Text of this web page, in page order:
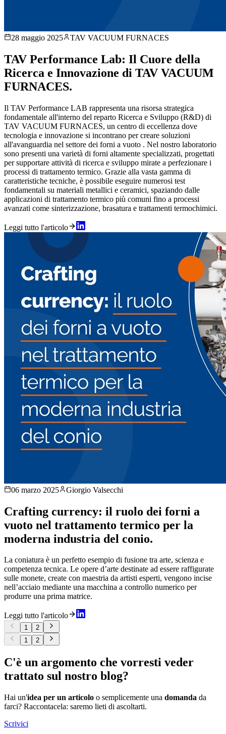
28 maggio 2025 TAV VACUUM FURNACES
TAV Performance Lab: Il Cuore della
Ricerca e Innovazione di TAV VACUUM
FURNACES.
Il TAV Performance LAB rappresenta una risorsa strategica
fondamentale all'interno del reparto Ricerca e Sviluppo (R&D) di
TAV VACUUM FURNACES, un centro di eccellenza dove
tecnologia e innovazione si incontrano per creare soluzioni
all'avanguardia nel settore dei forni a vuoto . Nel nostro laboratorio
sono presenti una varietà di forni altamente specializzati, progettati
per supportare attività di ricerca e sviluppo mirate a perfezionare i
processi di trattamento termico. Grazie alla vasta gamma di
caratteristiche tecniche, è possibile eseguire numerosi test
fondamentali su materiali metallici e ceramici, spaziando dalle
applicazioni di trattamento termico più comuni fino a processi
avanzati come sinterizzazione, brasatura e trattamenti termochimici.
Leggi tutto l'articolo
06 marzo 2025 Giorgio Valsecchi
Crafting currency: il ruolo dei forni a
vuoto nel trattamento termico per la
moderna industria del conio.
La coniatura è un perfetto esempio di fusione tra arte, scienza e
competenza tecnica. Le opere d’arte destinate ad essere raffigurate
sulle monete, create con maestria da artisti esperti, vengono incise
nell’acciaio mediante una macchina a controllo numerico per
produrre una prima matrice.
Leggi tutto l'articolo
1
2
1
2
C'è un argomento che vorresti veder
trattato sul nostro blog?
Hai un'idea per un articolo o semplicemente una domanda da
farci? Raccontacela: saremo lieti di ascoltarti.
Scrivici